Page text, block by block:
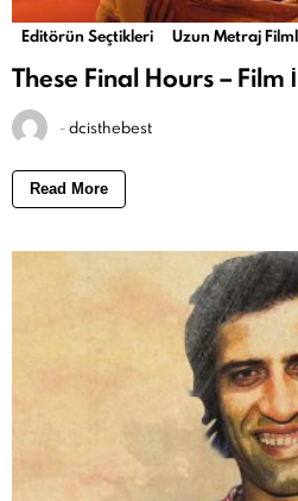
Editörün Seçtikleri Uzun Metraj
These Final Hours –
-dcisthebest
Read More